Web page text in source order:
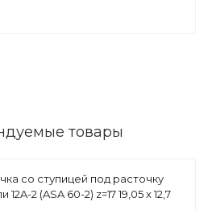
товары
со ступицей под расточку
12A-2 (ASA 60-2) z=17 19,05 x 12,7